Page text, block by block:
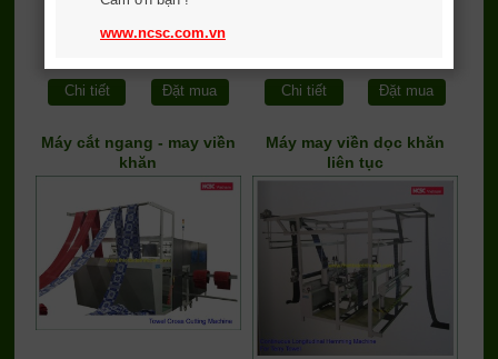
Chi tiết Đặt mua Chi tiết Đặt mua
Máy cắt ngang - may viền
khăn
Máy may viền dọc khăn
liên tục
www.ncsc.com.vn